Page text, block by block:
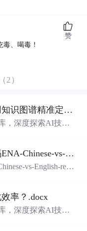
、喝毒！
赞
2）
高校技术转移办公室如何利用知识图谱精准定位产业需求与技术适配点？.docx
，深度探索AI技术
技创新与产业创新认知网络分析的网站平替代码ENA-Chinese-vs-English-reproducible.zip
vs-English-repro
率？.docx
，深度探索AI技术